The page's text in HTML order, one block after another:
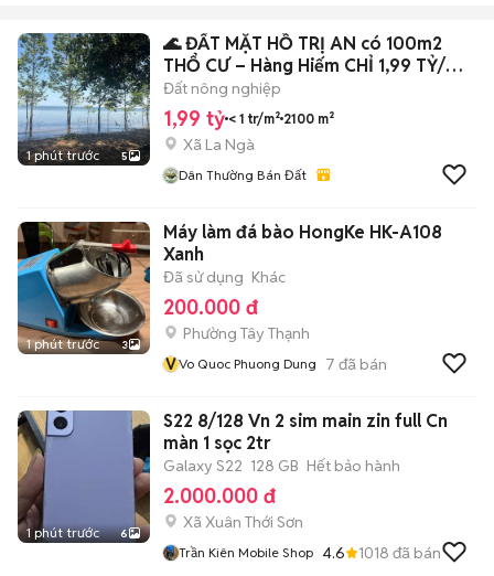
1 phút trước 5
🌊 ĐẤT MẶT HỒ TRỊ AN có 100m2
THỔ CƯ – Hàng Hiếm CHỈ 1,99 TỶ/
2100m2
Đất nông nghiệp
1,99 tỷ < 1 tr/m² 2100 m²
Xã La Ngà
Dân Thường Bán Đất
1 phút trước 3
Máy làm đá bào HongKe HK-A108
Xanh
Đã sử dụng Khác
200.000 đ
Phường Tây Thạnh
VVo Quoc Phuong Dung 7 đã bán
1 phút trước 6
S22 8/128 Vn 2 sim main zin full Cn
màn 1 sọc 2tr
Galaxy S22 128 GB Hết bảo hành
2.000.000 đ
Xã Xuân Thới Sơn
Trần Kiên Mobile Shop 4.6 1018 đã bán